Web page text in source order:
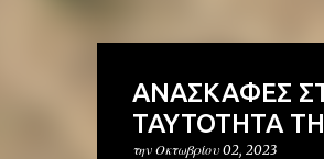
ΑΝΑΣΚΑΦΕΣ
ΤΑΥΤΟΤΗΤΑ
την Οκτωβρίου 02, 2023